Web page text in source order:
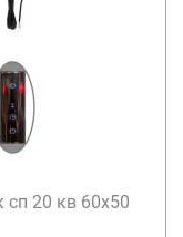
сп 20 кв 60х50